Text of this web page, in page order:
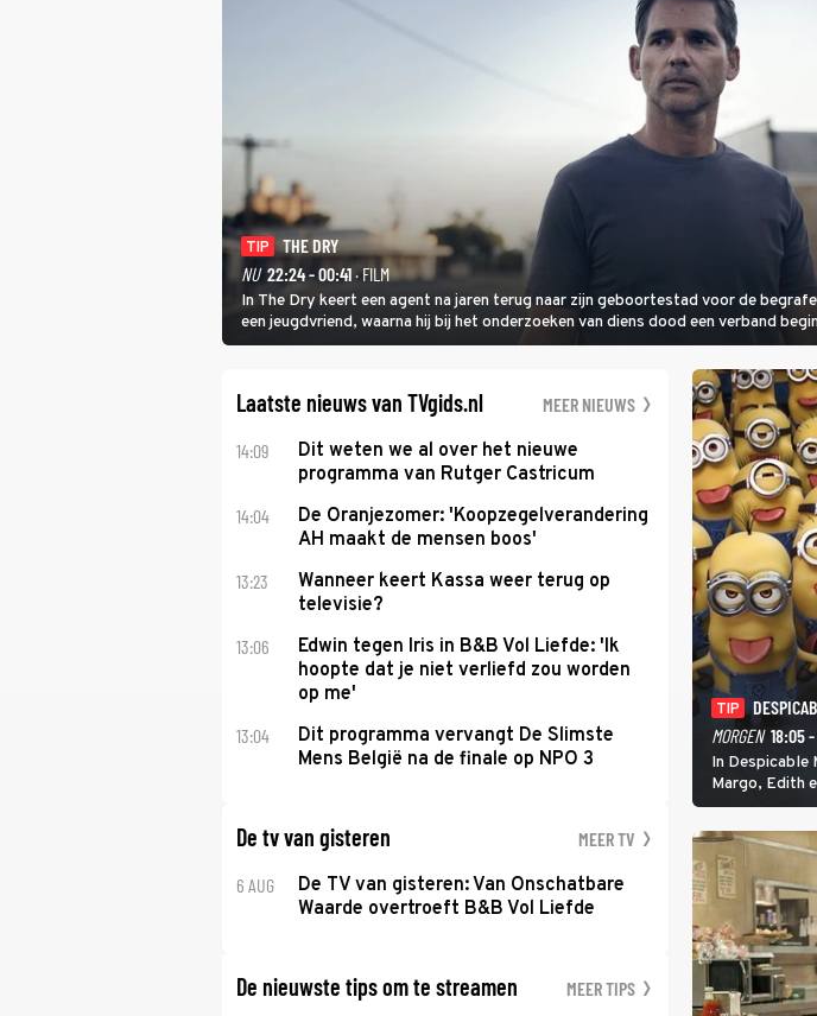
TIP
THE DRY
NU 22:24 - 00:41· FILM
In The Dry keert een agent na jaren terug naar zijn geboortestad voor de
een jeugdvriend, waarna hij bij het onderzoeken van diens dood een verband
vermoeden met een oude zaak.
Laatste nieuws van TVgids.nl MEER NIEUWS
14:09
Dit weten we al over het nieuwe
programma van Rutger Castricum
14:04
De Oranjezomer: 'Koopzegelverandering
AH maakt de mensen boos'
13:23
Wanneer keert Kassa weer terug op
televisie?
13:06
Edwin tegen Iris in B&B Vol Liefde: 'Ik
hoopte dat je niet verliefd zou worden
op me'
13:04
Dit programma vervangt De Slimste
Mens België na de finale op NPO 3
De tv van gisteren MEER TV
6 AUG
De TV van gisteren: Van Onschatbare
Waarde overtroeft B&B Vol Liefde
De nieuwste tips om te streamen MEER TIPS
TIP
MORGEN 18:05
In Despicable
Margo, Edith
blijven.